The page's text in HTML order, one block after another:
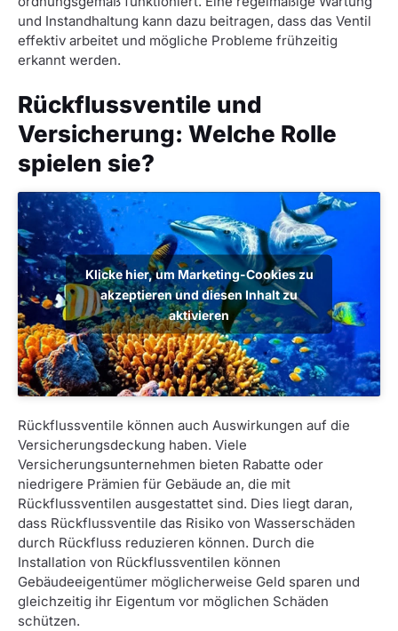
und Instandhaltung kann dazu beitragen, dass das Ventil
effektiv arbeitet und mögliche Probleme frühzeitig
erkannt werden.
Rückflussventile und
Versicherung: Welche Rolle
spielen sie?
Klicke hier, um Marketing-Cookies zu
akzeptieren und diesen Inhalt zu
aktivieren
Rückflussventile können auch Auswirkungen auf die
Versicherungsdeckung haben. Viele
Versicherungsunternehmen bieten Rabatte oder
niedrigere Prämien für Gebäude an, die mit
Rückflussventilen ausgestattet sind. Dies liegt daran,
dass Rückflussventile das Risiko von Wasserschäden
durch Rückfluss reduzieren können. Durch die
Installation von Rückflussventilen können
Gebäudeeigentümer möglicherweise Geld sparen und
gleichzeitig ihr Eigentum vor möglichen Schäden
schützen.